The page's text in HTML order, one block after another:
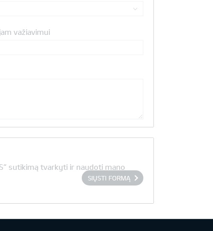
važiavimui
sutikimą tvarkyti ir naudoti mano
SIŲSTI FORMĄ